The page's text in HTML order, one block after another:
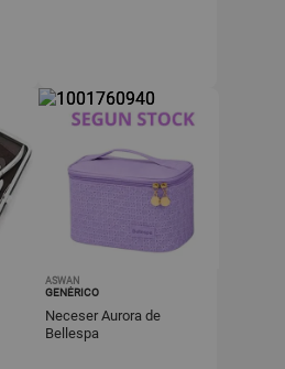
ASWAN
GENÉRICO
Neceser Aurora de
Bellespa